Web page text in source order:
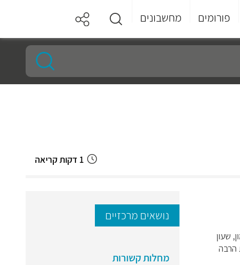
פורומים מחשבונים
1 דקות קריאה
שעון
הרבה
נושאים מרכזיים
מחלות קשורות